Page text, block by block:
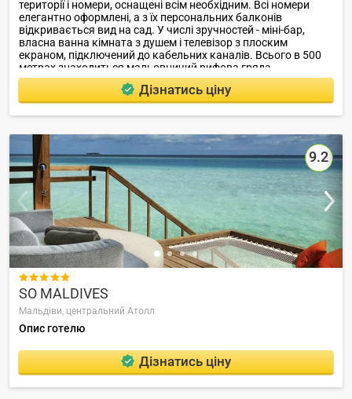
території і номери, оснащені всім необхідним. Всі номери
елегантно оформлені, а з їх персональних балконів
відкривається вид на сад. У числі зручностей - міні-бар,
власна ванна кімната з душем і телевізор з плоским
екраном, підключений до кабельних каналів. Всього в 500
метрах знаходиться мальовничий рифова гряда
Маавелаату, а всього в 1 км починається піщана мілина.
Дізнатись ціну
9.2

SO MALDIVES
Мальдіви, центральний Атолл
Опис готелю
Дізнатись ціну